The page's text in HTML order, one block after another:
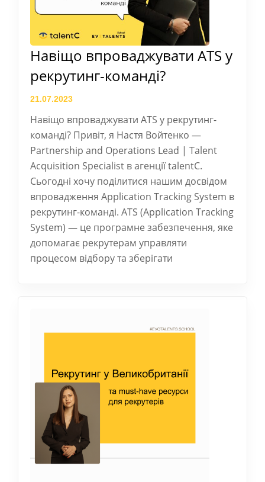
Навіщо впроваджувати ATS у
рекрутинг-команді?
21.07.2023
Навіщо впроваджувати ATS у рекрутинг-
команді? Привіт, я Настя Войтенко —
Partnership and Operations Lead | Talent
Acquisition Specialist в агенції talentC.
Сьогодні хочу поділитися нашим досвідом
впровадження Application Tracking System в
рекрутинг-команді. ATS (Application Tracking
System) — це програмне забезпечення, яке
допомагає рекрутерам управляти
процесом відбору та зберігати